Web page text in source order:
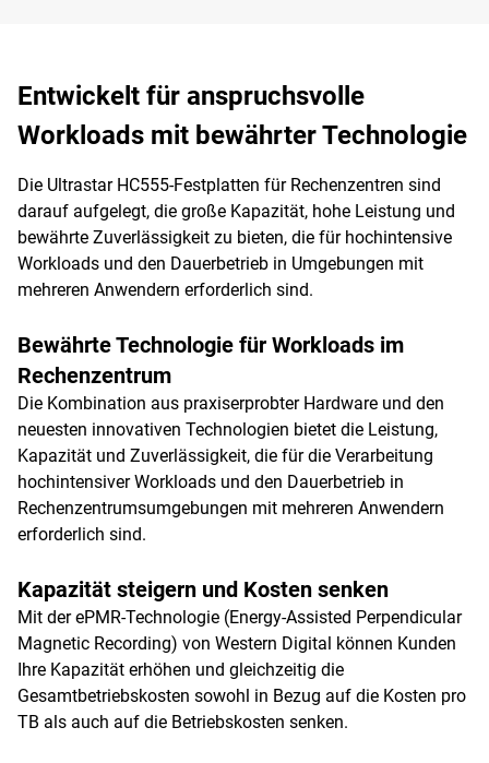
Entwickelt für anspruchsvolle
Workloads mit bewährter Technologie
Die Ultrastar HC555-Festplatten für Rechenzentren sind
darauf aufgelegt, die große Kapazität, hohe Leistung und
bewährte Zuverlässigkeit zu bieten, die für hochintensive
Workloads und den Dauerbetrieb in Umgebungen mit
mehreren Anwendern erforderlich sind.
Bewährte Technologie für Workloads im
Rechenzentrum
Die Kombination aus praxiserprobter Hardware und den
neuesten innovativen Technologien bietet die Leistung,
Kapazität und Zuverlässigkeit, die für die Verarbeitung
hochintensiver Workloads und den Dauerbetrieb in
Rechenzentrumsumgebungen mit mehreren Anwendern
erforderlich sind.
Kapazität steigern und Kosten senken
Mit der ePMR-Technologie (Energy-Assisted Perpendicular
Magnetic Recording) von Western Digital können Kunden
Ihre Kapazität erhöhen und gleichzeitig die
Gesamtbetriebskosten sowohl in Bezug auf die Kosten pro
TB als auch auf die Betriebskosten senken.